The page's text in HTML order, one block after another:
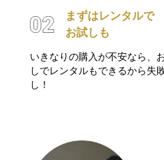
まずはレンタルで
お試しも
いきなりの購入が不安なら、
しでレンタルもできるから失
し！